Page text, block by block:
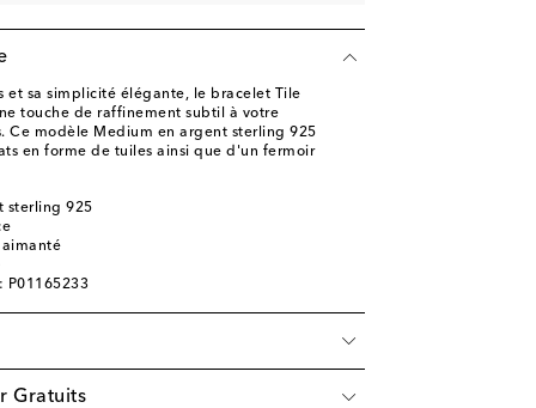
et sa simplicité élégante, le bracelet Tile
touche de raffinement subtil à votre
Ce modèle Medium en argent sterling 925
en forme de tuiles ainsi que d'un fermoir
sterling 925
aimanté
P01165233
Gratuits